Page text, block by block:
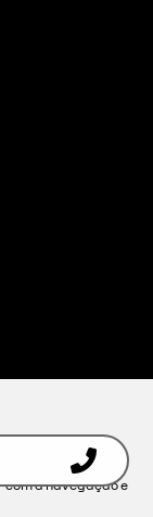
fazemos uso de
pessoais
com a navegação e